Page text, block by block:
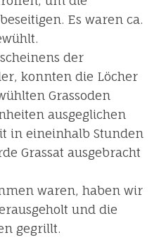
Es waren ca.
der
konnten die Löcher
Grassoden
ausgeglichen
in eineinhalb Stunden
Grassat ausgebracht
waren, haben wir
und die
gegrillt.